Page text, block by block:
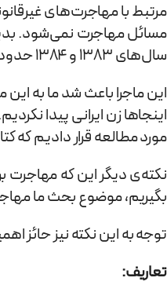
مرتبط با مهاجرت‌های
مسائل مهاجرت نمی‌شود.
سال‌های 1383 و 1384 حدود 50.000 نوزاد چینی به اروپا منتقل شدند.
این ماجرا باعث شد ما به
اینجاها زن ایرانی پیدا
مورد مطالعه قرار دادیم
نکته‌ی دیگر این که
بگیریم، موضوع بحث ما
توجه به این نکته نیز حائز
تعاریف: